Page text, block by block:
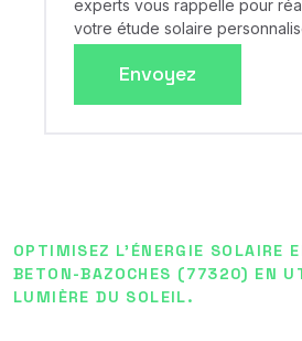
experts vous rappelle pour
votre étude solaire
Envoyez
OPTIMISEZ L'ÉNERGIE SOLAIRE
BETON-BAZOCHES (77320) EN
LUMIÈRE DU SOLEIL.